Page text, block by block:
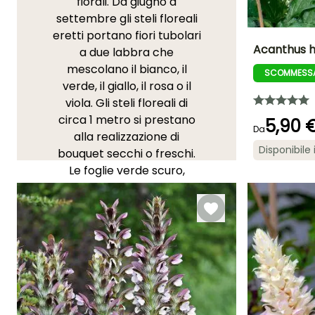
settembre gli steli floreali
eretti portano fiori tubolari
a due labbra che
mescolano il bianco, il
verde, il giallo, il rosa o il
viola. Gli steli floreali di
circa 1 metro si prestano
alla realizzazione di
bouquet secchi o freschi.
Le foglie verde scuro,
oblunghe e ovali formano
un ciuffo che sporge dal
terreno e possono
raggiungere un metro di
altezza e altrettanto in
larghezza; Possono essere
talvolta spinose. Piantate
gliAcantiin pieno sole o
Altezza a
Periodo di
giugno a
Acanthus
Da5,90
Disponibile